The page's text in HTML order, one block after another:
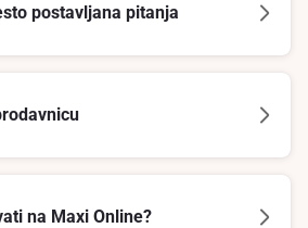
postavljana pitanja
na Maxi Online?